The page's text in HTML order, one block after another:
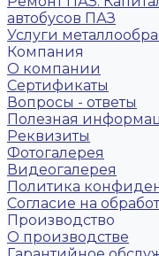
автобусов ПАЗ
Услуги
Компания
О компании
Сертификаты
Вопросы - ответы
Полезная
Реквизиты
Фотогалерея
Видеогалерея
Политика
Согласие на
Производство
О производстве